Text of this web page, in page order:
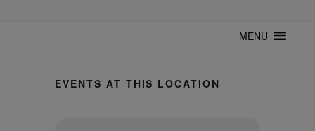
mantenerte actualizado sobre Cuba y sus artistas. Noticias, eventos y
MENU
EVENTS AT THIS LOCATION